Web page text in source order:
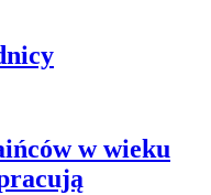
w wieku